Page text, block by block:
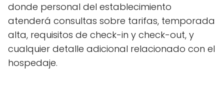
donde personal del establecimiento
atenderá consultas sobre tarifas, temporada
alta, requisitos de check-in y check-out, y
cualquier detalle adicional relacionado con el
hospedaje.